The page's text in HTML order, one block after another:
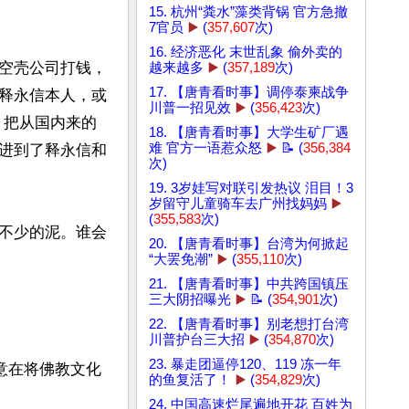
壳公司打钱，
永信本人，或
从国内来的
到了释永信和
少的泥。谁会
在将佛教文化
15. 杭州“粪水”藻类背锅 官方急撤
7官员 ▶️ (357,607次)
16. 经济恶化 末世乱象 偷外卖的
越来越多 ▶️ (357,189次)
17. 【唐青看时事】调停泰柬战争
川普一招见效 ▶️ (356,423次)
18. 【唐青看时事】大学生矿厂遇
难 官方一语惹众怒 ▶️ 📝 (356,384
次)
19. 3岁娃写对联引发热议 泪目！3
岁留守儿童骑车去广州找妈妈 ▶️
(355,583次)
20. 【唐青看时事】台湾为何掀起
“大罢免潮” ▶️ (355,110次)
21. 【唐青看时事】中共跨国镇压
三大阴招曝光 ▶️ 📝 (354,901次)
22. 【唐青看时事】别老想打台湾
川普护台三大招 ▶️ (354,870次)
23. 暴走团逼停120、119 冻一年
的鱼复活了！
▶️ (354,829次)
24. 中国高速烂尾遍地开花 百姓为